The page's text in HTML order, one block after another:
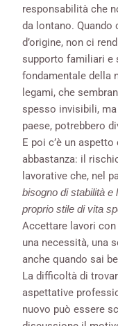
responsabilità che
da lontano.
d’origine, non ci
supporto familiari e
fondamentale della
legami, che
spesso invisibili,
paese, potrebbero
E poi c’è un
abbastanza: il
lavorative che, nel
bisogno di stabilità e
proprio stile di vita
Accettare lavori
una necessità, una
anche quando sai
La difficoltà di
aspettative
nuovo può essere